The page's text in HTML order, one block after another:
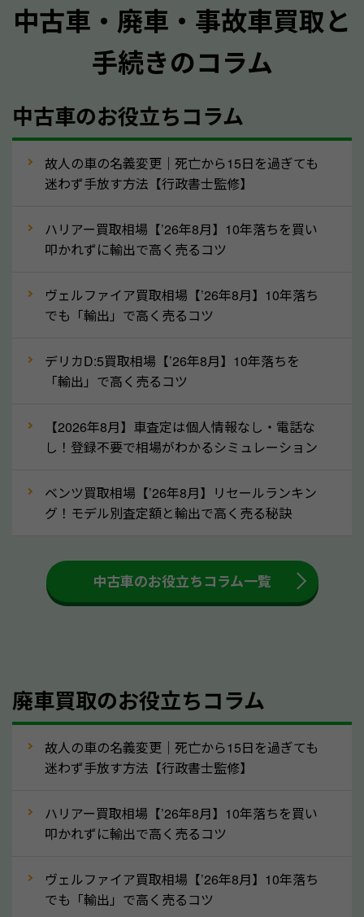
質問させていただく内容は以下の通りとなります。
メーカー／車種
型式／グレード
走行距離（例：約〇万キロ）
車検の満了日
内装や外装の状態
定を行い高価買取価格をつけやすくなります。
ってきます！
月割りで返還されるものです。ですから、自動車税の
還付金は早めに売却するほど多く還付されます。不要
③自動車税の還付金の扱いについて確認し
車を廃車にすると、自動車税の還付金を受け取ること
付金をお客様に返還しない業者もあります。廃車査定
をする際には、自動車税の還付金の返還があるかどう
かを確認するようにしてください。青森県のソコカラ
人気の車種は廃車の状態でも、高価買取が可能です。
産車は高く買取が可能です。「廃車＝買取できない」
なら廃車の車も適正価格で買取できます。他社で買取
拒否となった車も価格がつく可能性があるので、諦め
でも高価買取が可能なケースは珍しくないため、まず
はWebで簡単にできる無料査定をお試しください。
中古車・廃車・事故車買取と
手続きのコラム
中古車のお役立ちコラム
故人の車の名義変更｜死亡から15日を過ぎても
迷わず手放す方法【行政書士監修】
ハリアー買取相場【’26年8月】10年落ちを買い
叩かれずに輸出で高く売るコツ
ヴェルファイア買取相場【’26年8月】10年落ち
でも「輸出」で高く売るコツ
デリカD:5買取相場【’26年8月】10年落ちを
「輸出」で高く売るコツ
【2026年8月】車査定は個人情報なし・電話な
し！登録不要で相場がわかるシミュレーション
ベンツ買取相場【’26年8月】リセールランキン
グ！モデル別査定額と輸出で高く売る秘訣
中古車のお役立ちコラム一覧
廃車買取のお役立ちコラム
故人の車の名義変更｜死亡から15日を過ぎても
迷わず手放す方法【行政書士監修】
ハリアー買取相場【’26年8月】10年落ちを買い
叩かれずに輸出で高く売るコツ
ヴェルファイア買取相場【’26年8月】10年落ち
でも「輸出」で高く売るコツ